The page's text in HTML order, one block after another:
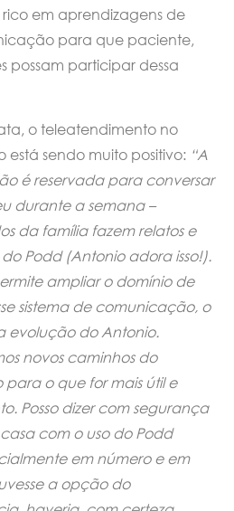
em aprendizagens de
para que paciente,
possam participar dessa
o teleatendimento no
sendo muito positivo: “A
é reservada para conversar
durante a semana –
da família fazem relatos e
Podd (Antonio adora isso!).
ampliar o domínio de
sistema de comunicação, o
evolução do Antonio.
novos caminhos do
o que for mais útil e
Posso dizer com segurança
com o uso do Podd
em número e em
a opção do